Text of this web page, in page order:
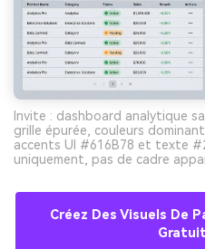
Invite : dashboard analytique
grille épurée, couleurs
accents UI #616B78 et texte
uniquement, pas de cadre
Créez Des Visuels De